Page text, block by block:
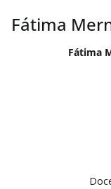
Fátima
Fátima